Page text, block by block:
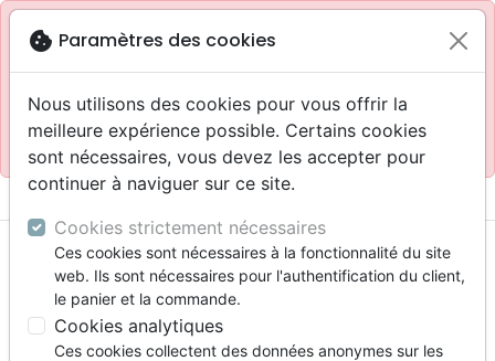
blockSite réservé aux professionnels
Accès pour les professionnels : Se connecter
Site pour le grand public : La Maison de la Bible
menu
cookie Paramètres des cookies
Nous utilisons des cookies pour vous offrir la
meilleure expérience possible. Certains cookies
sont nécessaires, vous devez les accepter pour
continuer à naviguer sur ce site.
Cookies strictement nécessaires
Ces cookies sont nécessaires à la fonctionnalité du site
web. Ils sont nécessaires pour l'authentification du client,
le panier et la commande.
Cookies analytiques
Ces cookies collectent des données anonymes sur les